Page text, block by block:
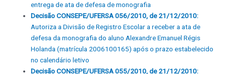
entrega de ata de defesa de monografia
Decisão CONSEPE/UFERSA 056/2010, de 21/12/2010:
Autoriza a Divisão de Registro Escolar a receber a ata de
defesa da monografia do aluno Alexandre Emanuel Régis
Holanda (matrícula 2006100165) após o prazo estabelecido
no calendário letivo
Decisão CONSEPE/UFERSA 055/2010, de 21/12/2010: